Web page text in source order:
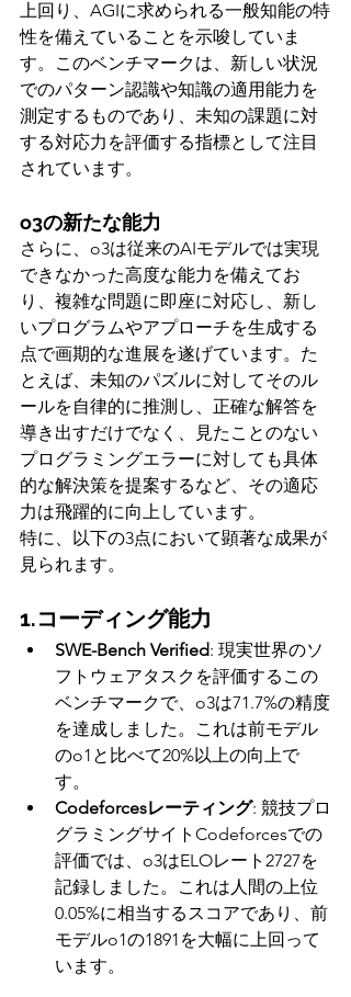
上回り、AGIに求められる一般知能の特
性を備えていることを示唆していま
す。このベンチマークは、新しい状況
でのパターン認識や知識の適用能力を
測定するものであり、未知の課題に対
する対応力を評価する指標として注目
されています。
o3の新たな能力
さらに、o3は従来のAIモデルでは実現
できなかった高度な能力を備えてお
り、複雑な問題に即座に対応し、新し
いプログラムやアプローチを生成する
点で画期的な進展を遂げています。た
とえば、未知のパズルに対してそのル
ールを自律的に推測し、正確な解答を
導き出すだけでなく、見たことのない
プログラミングエラーに対しても具体
的な解決策を提案するなど、その適応
力は飛躍的に向上しています。
特に、以下の3点において顕著な成果が
見られます。
1.コーディング能力
SWE-Bench Verified: 現実世界のソ
フトウェアタスクを評価するこの
ベンチマークで、o3は71.7%の精度
を達成しました。これは前モデル
のo1と比べて20%以上の向上で
す。
Codeforcesレーティング: 競技プロ
グラミングサイトCodeforcesでの
評価では、o3はELOレート2727を
記録しました。これは人間の上位
0.05%に相当するスコアであり、前
モデルo1の1891を大幅に上回って
います。